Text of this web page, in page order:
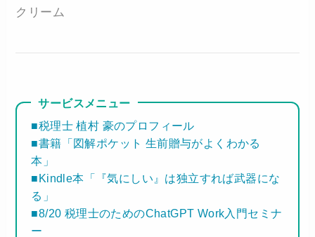
クリーム
サービスメニュー
■税理士 植村 豪のプロフィール
■書籍「図解ポケット 生前贈与がよくわかる
本」
■Kindle本「『気にしい』は独立すれば武器にな
る」
■8/20 税理士のためのChatGPT Work入門セミナ
ー